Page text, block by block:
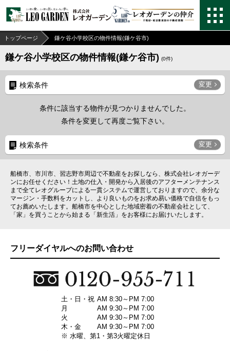
トップページ 鎌ケ谷小学校区の物件情報(鎌ケ谷市)
鎌ケ谷小学校区の物件情報(鎌ケ谷市) (0件)
検索条件 変更
条件に該当する物件が見つかりませんでした。
条件を変更して再度ご覧下さい。
検索条件 変更
船橋市、市川市、習志野市周辺で不動産をお探しなら、株式会社レオガーデ
ンにお任せください！土地の仕入・開発から入居後のアフターメンテナンス
まで全てレオグループによる一貫システムで運営しておりますので、余分な
マージン・手数料をカットし、より良いものをお求め易い価格で自信をもっ
てお薦めいたします。船橋市を中心とした地域密着の不動産会社として、
「家」を買うことから始まる「新生活」をお客様にお届けいたします。
フリーダイヤルへのお問い合わせ
土・日・祝 AM 8:30～PM 7:00
月
AM 9:30～PM 7:00
火
AM 9:30～PM 7:00
木・金
AM 9:30～PM 7:00
※ 水曜、第1・第3火曜定休日